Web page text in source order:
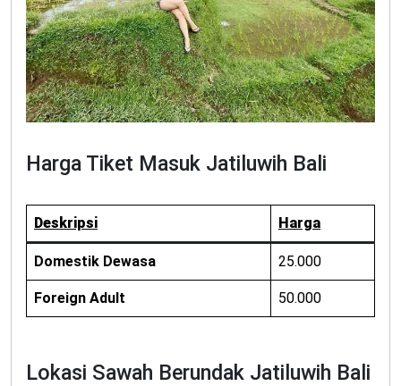
Harga Tiket Masuk Jatiluwih Bali
Deskripsi Harga
Domestik Dewasa 25.000
Foreign Adult 50.000
Lokasi Sawah Berundak Jatiluwih Bali